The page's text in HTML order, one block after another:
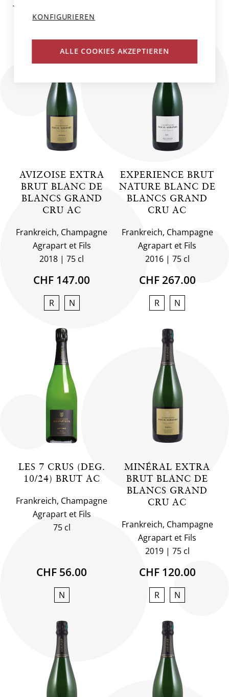
WEINE DES PRODUZENTEN
AVIZOISE EXTRA
BRUT BLANC DE
BLANCS GRAND
CRU AC
Frankreich, Champagne
Agrapart et Fils
2018
75 cl
CHF 147.00
R N
EXPERIENCE BRUT
NATURE BLANC DE
BLANCS GRAND
CRU AC
Frankreich, Champagne
Agrapart et Fils
2016
75 cl
CHF 267.00
R N
LES 7 CRUS (DEG.
10/24) BRUT AC
Frankreich, Champagne
Agrapart et Fils
75 cl
CHF 56.00
N
MINÉRAL EXTRA
BRUT BLANC DE
BLANCS GRAND
CRU AC
Frankreich, Champagne
Agrapart et Fils
2019
75 cl
CHF 120.00
R N
KONFIGURIEREN
ALLE COOKIES AKZEPTIEREN